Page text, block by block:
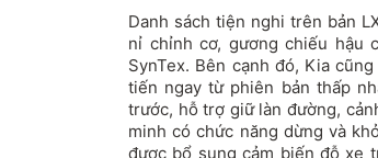
Danh sách tiện nghi trên bản
nỉ chỉnh cơ, gương chiếu hậu
SynTex. Bên cạnh đó, Kia
tiến ngay từ phiên bản thấp
trước, hỗ trợ giữ làn đường,
minh có chức năng dừng và
được bổ sung cảm biến đỗ xe